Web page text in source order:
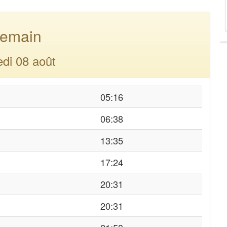
08 août
05:16
06:38
13:35
17:24
20:31
20:31